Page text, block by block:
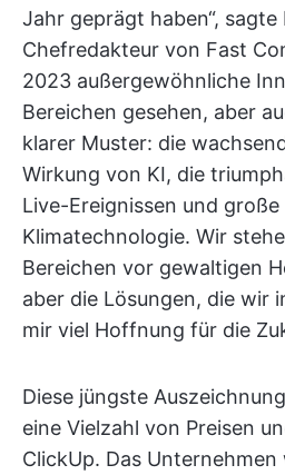
Jahr geprägt haben“, sagte
Chefredakteur von Fast
2023 außergewöhnliche
Bereichen gesehen, aber
klarer Muster: die
Wirkung von KI, die
Live-Ereignissen und
Klimatechnologie. Wir
Bereichen vor gewaltigen
aber die Lösungen, die wir
mir viel Hoffnung für die
Diese jüngste
eine Vielzahl von Preisen
ClickUp. Das